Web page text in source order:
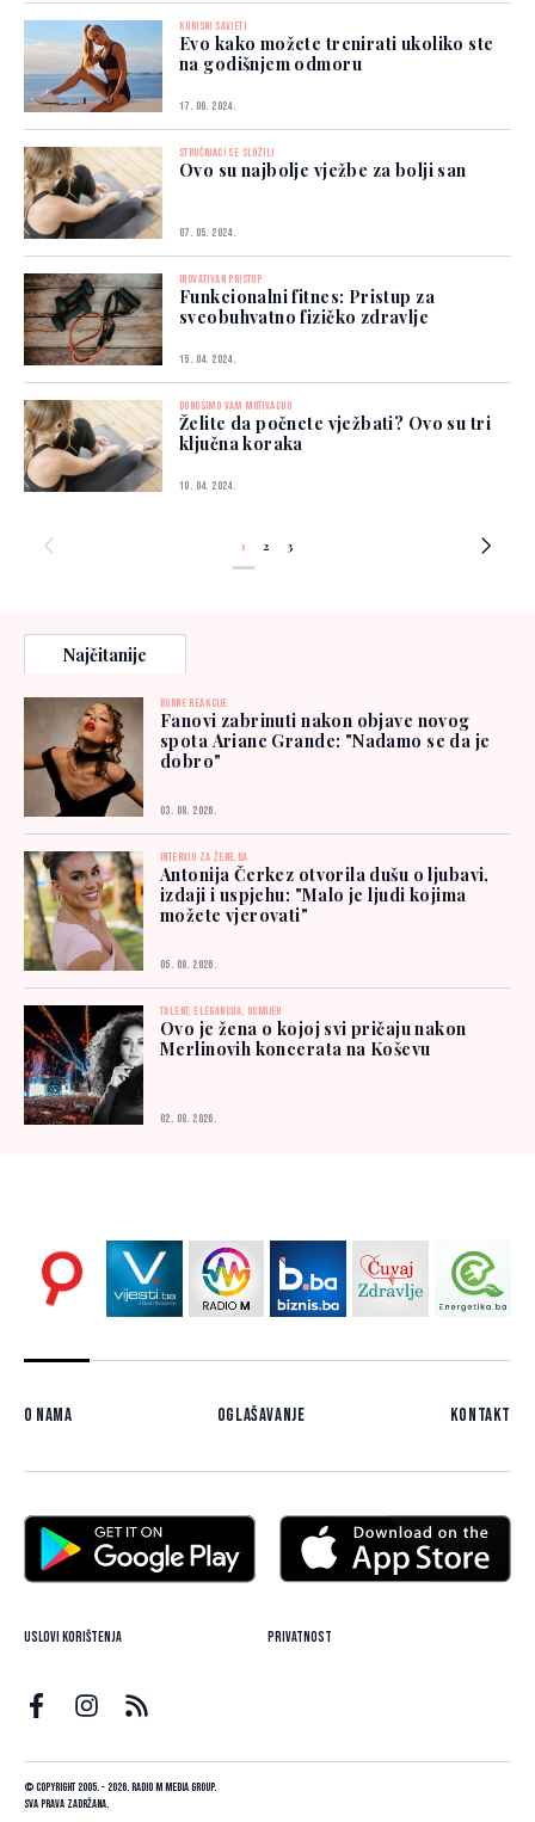
KORISNI SAVJETI
Evo kako možete trenirati ukoliko ste
na godišnjem odmoru
17. 06. 2024.
STRUČNJACI SE SLOŽILI
Ovo su najbolje vježbe za bolji san
07. 05. 2024.
INOVATIVAN PRISTUP
Funkcionalni fitnes: Pristup za
sveobuhvatno fizičko zdravlje
15. 04. 2024.
DONOSIMO VAM MOTIVACIJU
Želite da počnete vježbati? Ovo su tri
ključna koraka
10. 04. 2024.
1 2 3
Najčitanije
BURNE REAKCIJE
Fanovi zabrinuti nakon objave novog
spota Ariane Grande: "Nadamo se da je
dobro"
03. 08. 2026.
INTERVJU ZA ŽENE.BA
Antonija Čerkez otvorila dušu o ljubavi,
izdaji i uspjehu: "Malo je ljudi kojima
možete vjerovati"
05. 08. 2026.
TALENT, ELEGANCIJA, OSMIJEH
Ovo je žena o kojoj svi pričaju nakon
Merlinovih koncerata na Koševu
02. 08. 2026.
O nama Oglašavanje Kontakt
Uslovi korištenja Privatnost
© Copyright 2005. - 2026. Radio M Media Group.
Sva prava zadržana.